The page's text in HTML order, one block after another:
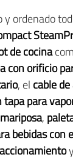
y ordenado
de cocina
con orificio
, el cable
tapa para
,
bebidas con
y